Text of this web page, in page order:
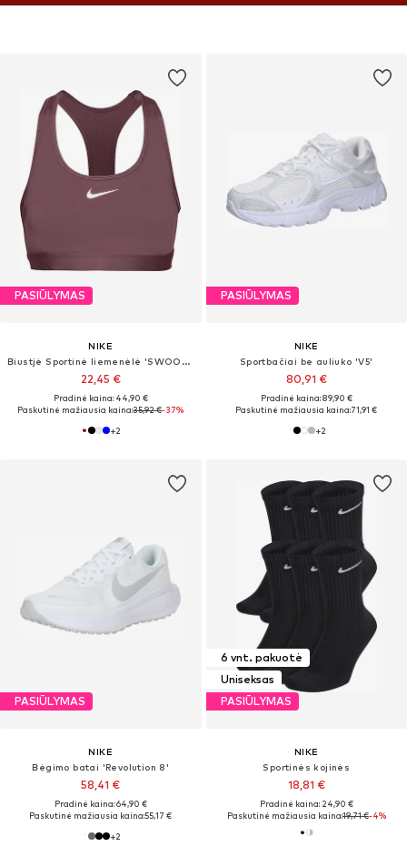
PASIŪLYMAS
NIKE
Biustjė Sportinė liemenėlė 'SWOOSH'
22,45 €
Pradinė kaina: 44,90 €
Paskutinė mažiausia kaina:35,92 €-37%
+2
PASIŪLYMAS
NIKE
Sportbačiai be auliuko 'V5'
80,91 €
Pradinė kaina: 89,90 €
Paskutinė mažiausia kaina:71,91 €
+2
PASIŪLYMAS
NIKE
Bėgimo batai 'Revolution 8'
58,41 €
Pradinė kaina: 64,90 €
Paskutinė mažiausia kaina:55,17 €
+2
6 vnt. pakuotė
Uniseksas
PASIŪLYMAS
NIKE
Sportinės kojinės
18,81 €
Pradinė kaina: 24,90 €
Paskutinė mažiausia kaina:19,71 €-4%